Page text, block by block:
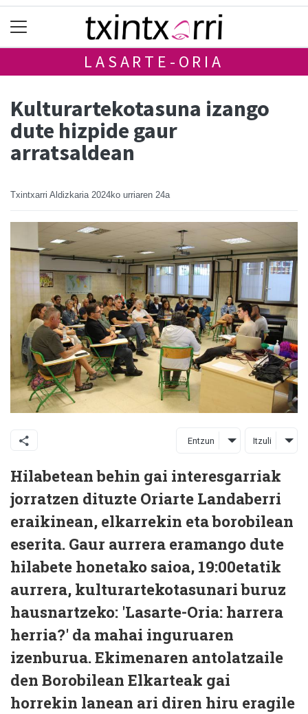
LASARTE-ORIA
Kulturartekotasuna izango
dute hizpide gaur
arratsaldean
Txintxarri Aldizkaria 2024ko urriaren 24a
Entzun Itzuli
Hilabetean behin gai interesgarriak
jorratzen dituzte Oriarte Landaberri
eraikinean, elkarrekin eta borobilean
eserita. Gaur aurrera eramango dute
hilabete honetako saioa, 19:00etatik
aurrera, kulturartekotasunari buruz
hausnartzeko: 'Lasarte-Oria: harrera
herria?' da mahai inguruaren
izenburua. Ekimenaren antolatzaile
den Borobilean Elkarteak gai
horrekin lanean ari diren hiru eragile